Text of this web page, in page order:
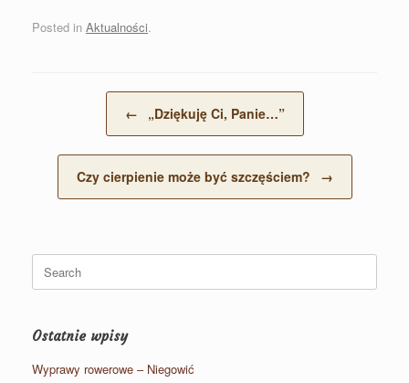
Posted in Aktualności.
← „Dziękuję Ci, Panie…”
Czy cierpienie może być szczęściem? →
for:
Ostatnie wpisy
Wyprawy rowerowe – Niegowić